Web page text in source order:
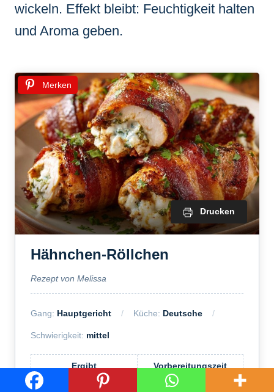
wickeln. Effekt bleibt: Feuchtigkeit halten
und Aroma geben.
Merken
Drucken
Hähnchen-Röllchen
Rezept von Melissa
Gang: Hauptgericht Küche: Deutsche
Schwierigkeit: mittel
Ergibt
Portionen
Vorbereitungszeit
20